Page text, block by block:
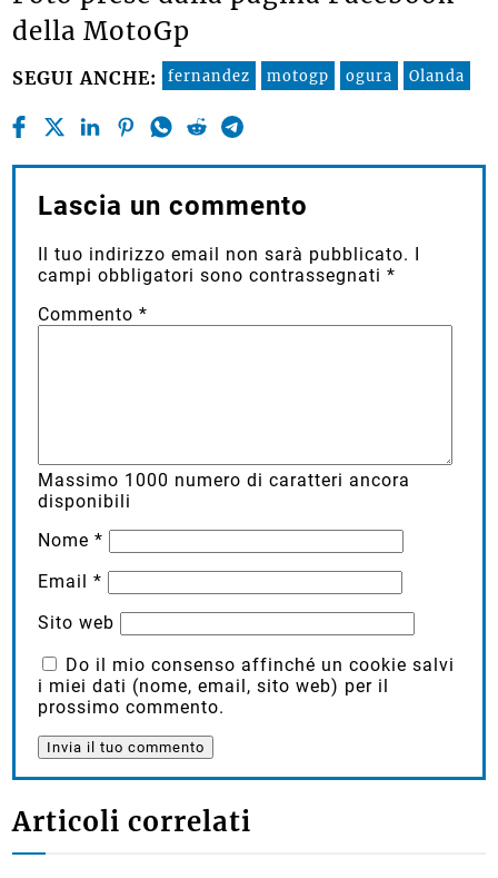
della MotoGp
SEGUI ANCHE: fernandez motogp ogura Olanda
Lascia un commento
Il tuo indirizzo email non sarà pubblicato. I
campi obbligatori sono contrassegnati*
Commento*
Massimo 1000 numero di caratteri ancora
disponibili
Nome*
Email*
Sito web
Do il mio consenso affinché un cookie salvi
i miei dati (nome, email, sito web) per il
prossimo commento.
Articoli correlati